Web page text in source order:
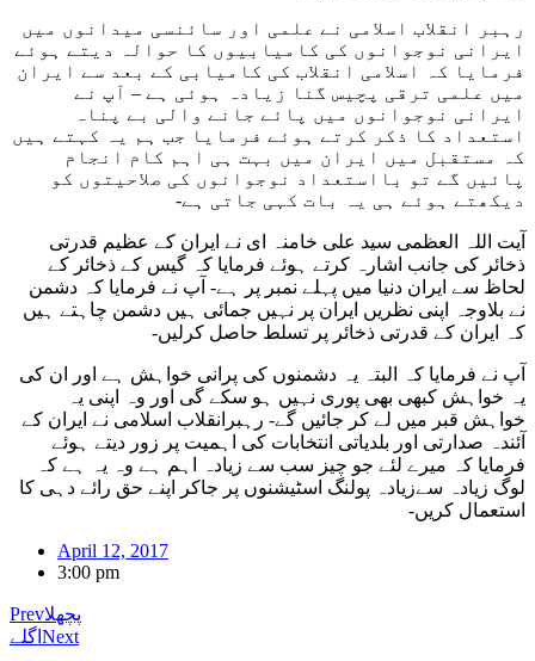
رہبر انقلاب اسلامی نے علمی اور سائنسی میدانوں میں
ایرانی نوجوانوں کی کامیابیوں کا حوالہ دیتے ہوئے
فرمایا کہ اسلامی انقلاب کی کامیابی کے بعد سے ایران
میں علمی ترقی پچیس گنا زیادہ ہوئی ہے – آپ نے
ایرانی نوجوانوں میں پائے جانے والی بے پناہ
استعداد کا ذکر کرتے ہوئے فرمایا جب ہم یہ کہتے ہیں
کہ مستقبل میں ایران میں بہت ہی اہم کام انجام
پائیں گے تو بااستعداد نوجوانوں کی صلاحیتوں کو
دیکھتے ہوئے ہی یہ بات کہی جاتی ہے-
آیت اللہ العظمی سید علی خامنہ ای نے ایران کے عظیم قدرتی
ذخائر کی جانب اشارہ کرتے ہوئے فرمایا کہ گیس کے ذخائر کے
لحاظ سے ایران دنیا میں پہلے نمبر پر ہے- آپ نے فرمایا کہ دشمن
نے بلاوجہ اپنی نظریں ایران پر نہیں جمائی ہیں دشمن چاہتے ہیں
کہ ایران کے قدرتی ذخائر پر تسلط حاصل کرلیں-
آپ نے فرمایا کہ البتہ یہ دشمنوں کی پرانی خواہش ہے اور ان کی
یہ خواہش کبھی بھی پوری نہیں ہو سکے گی اور وہ اپنی یہ
خواہش قبر میں لے کر جائیں گے- رہبرانقلاب اسلامی نے ایران کے
آئندہ صدارتی اور بلدیاتی انتخابات کی اہمیت پر زور دیتے ہوئے
فرمایا کہ میرے لئے جو چیز سب سے زیادہ اہم ہے وہ یہ ہے کہ
لوگ زیادہ سےزیادہ پولنگ اسٹیشنوں پر جاکر اپنے حق رائے دہی کا
استعمال کریں-
April 12, 2017
3:00 pm
Prevپچھلا
اگلے Next